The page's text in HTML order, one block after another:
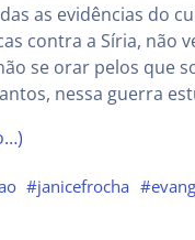
as evidências do
contra a Síria, não
se orar pelos que
nessa guerra
#janicefrocha